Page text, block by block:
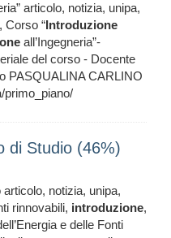
articolo, notizia, unipa,
Corso “Introduzione
all’Ingegneria”-
del corso - Docente
PASQUALINA CARLINO
primo_piano/
di Studio (46%)
notizia, unipa,
rinnovabili, introduzione,
e delle Fonti